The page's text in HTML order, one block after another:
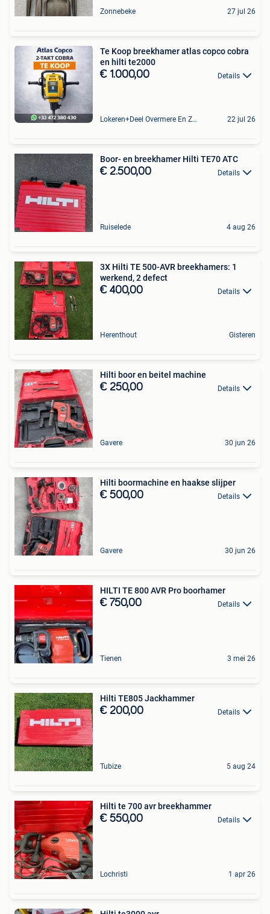
Zonnebeke 27 jul 26
Te Koop breekhamer atlas copco cobra
en hilti te2000
€ 1.000,00 Details
Lokeren+Deel Overmere En Zele 22 jul 26
Boor- en breekhamer Hilti TE70 ATC
€ 2.500,00 Details
Ruiselede 4 aug 26
3X Hilti TE 500-AVR breekhamers: 1
werkend, 2 defect
€ 400,00 Details
Herenthout Gisteren
Hilti boor en beitel machine
€ 250,00 Details
Gavere 30 jun 26
Hilti boormachine en haakse slijper
€ 500,00 Details
Gavere 30 jun 26
HILTI TE 800 AVR Pro boorhamer
€ 750,00 Details
Tienen 3 mei 26
Hilti TE805 Jackhammer
€ 200,00 Details
Tubize 5 aug 24
Hilti te 700 avr breekhammer
€ 550,00 Details
Lochristi 1 apr 26